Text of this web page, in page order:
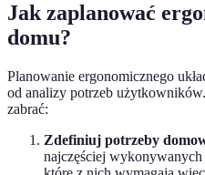
Jak zaplanować
domu?
Planowanie ergonomicznego
od analizy potrzeb
zabrać:
Zdefiniuj potrzeby
najczęściej